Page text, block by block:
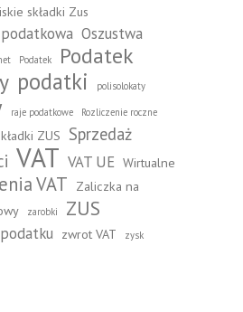
składki Zus
Oszustwa
Podatek
Podatek
podatki polisolokaty
raje podatkowe Rozliczenie roczne
ZUS Sprzedaż
VAT VAT UE Wirtualne
VAT Zaliczka na
zarobki ZUS
zwrot VAT
zysk